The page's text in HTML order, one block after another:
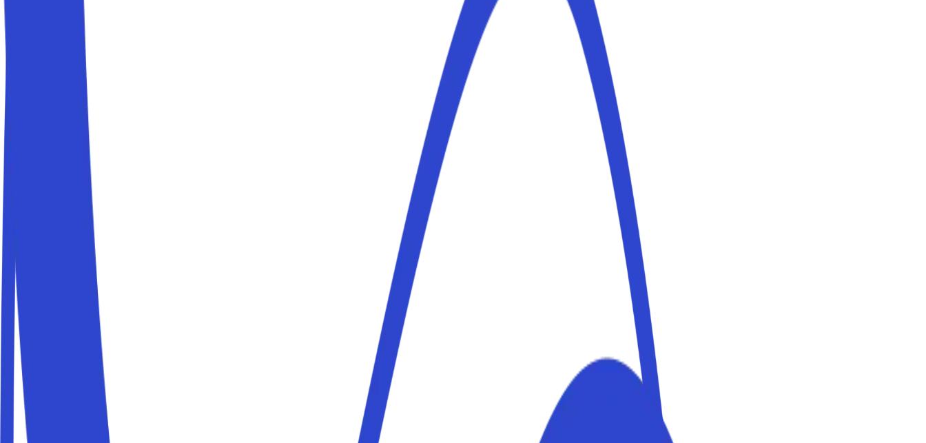
Parcheggiare a Milano
Guida ai parcheggi
Parcheggiare a Milano
Cerchi un parcheggio a Milano? Con Parkito prenoti posti auto privati e verificati a Milano a partire da 1,00 € all'ora e 24,99 € al giorno. Al momento sono disponibili 102
parcheggi in città. Trova soluzioni comode vicino a San Siro, Navigli, stazione, Duomo, Fiera Milano Rho e CityLife.
Parcheggi vicino allo stadio di San Siro
Prenota un parcheggio vicino allo stadio di San Siro e raggiungi la tua meta a piedi. I posti auto Parkito sono privati, verificati e prenotabili in pochi minuti.
Parcheggi vicino ai Navigli
Prenota un parcheggio vicino ai Navigli e raggiungi la tua meta a piedi. I posti auto Parkito sono privati, verificati e prenotabili in pochi minuti.
Parcheggi vicino alla Stazione Centrale
Prenota un parcheggio vicino alla Stazione Centrale e raggiungi la tua meta a piedi. I posti auto Parkito sono privati, verificati e prenotabili in pochi minuti.